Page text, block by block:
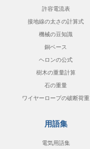
許容電流表
接地線の太さの計算式
機械の豆知識
銅ベース
ヘロンの公式
樹木の重量計算
石の重量
ワイヤーロープの破断荷重
用語集
電気用語集